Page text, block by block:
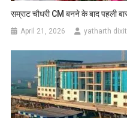
सम्राट चौधरी CM बनने के बाद पहली
April 21, 2026 yatharth dixit